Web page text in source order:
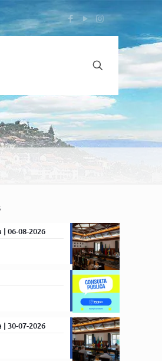
| 06-08-2026
| 30-07-2026